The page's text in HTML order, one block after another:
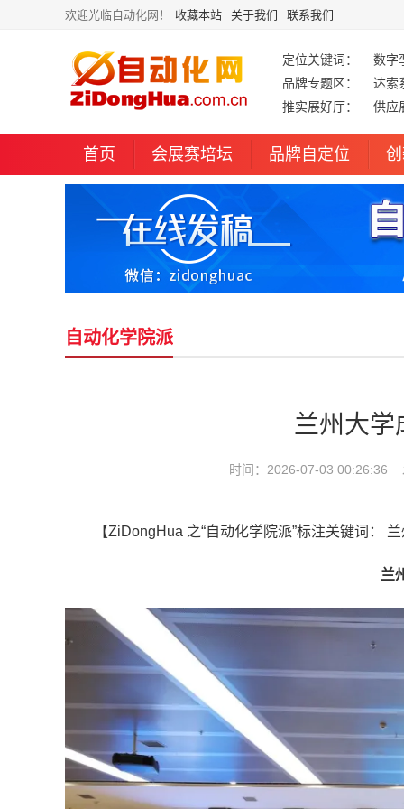
欢迎光临自动化网！ 收藏本站 关于我们 联系我们
定位关键词：
数字
品牌专题区：
达索
推实展好厅：
供应
首页 会展赛培坛 品牌自定位
自动化学院派
兰州大学
时间：2026-07-03
【ZiDongHua 之“自动化学院派”标注关键词：
兰州